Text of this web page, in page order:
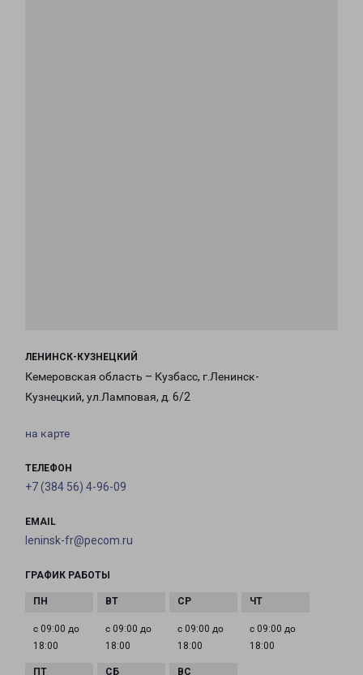
ЛЕНИНСК-КУЗНЕЦКИЙ
Кемеровская область – Кузбасс, г.Ленинск-
Кузнецкий, ул.Ламповая, д. 6/2
на карте
ТЕЛЕФОН
+7 (384 56) 4-96-09
EMAIL
leninsk-fr@pecom.ru
ГРАФИК РАБОТЫ
с 09:00 до
18:00
с 09:00 до
18:00
с 09:00 до
18:00
с 09:00 до
18:00